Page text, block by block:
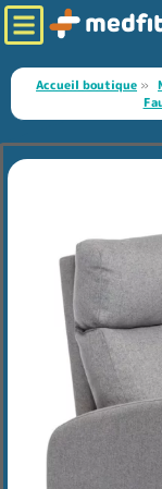
Accueil boutique »